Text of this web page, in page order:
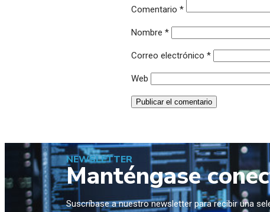
Comentario *
Nombre *
Correo electrónico *
Web
NEWSLETTER
Manténgase
Suscríbase a nuestro newsletter para recibir una